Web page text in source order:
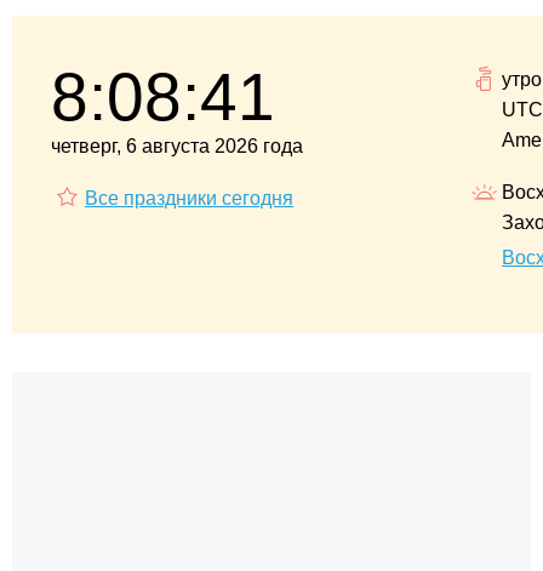
8:08:41
четверг, 6 августа 2026 года
Все праздники сегодня
утро